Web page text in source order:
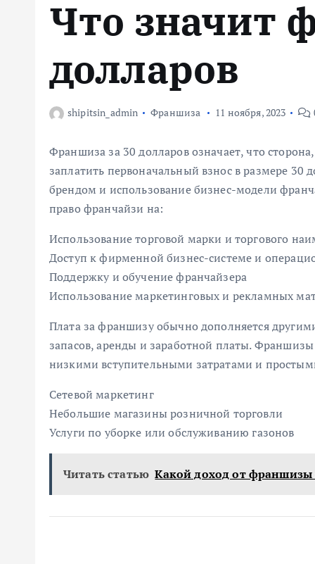
Что значит
долларов
shipitsin_admin Франшиза 11 ноября, 2023
Франшиза за 30 долларов означает, что
заплатить первоначальный взнос в размере 30
брендом и использование бизнес-модели
право франчайзи на:
Использование торговой марки и торгового
Доступ к фирменной бизнес-системе и
Поддержку и обучение франчайзера
Использование маркетинговых и рекламных
Плата за франшизу обычно дополняется
запасов, аренды и заработной платы.
низкими вступительными затратами и
Сетевой маркетинг
Небольшие магазины розничной торговли
Услуги по уборке или обслуживанию газонов
Читать статью Какой доход от франшизы